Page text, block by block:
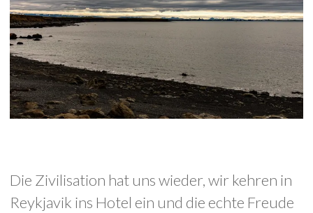
Die Zivilisation hat uns wieder, wir kehren in
Reykjavik ins Hotel ein und die echte Freude